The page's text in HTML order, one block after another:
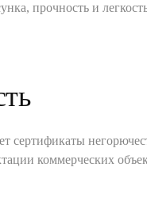
прочность и
сертификаты
коммерческих